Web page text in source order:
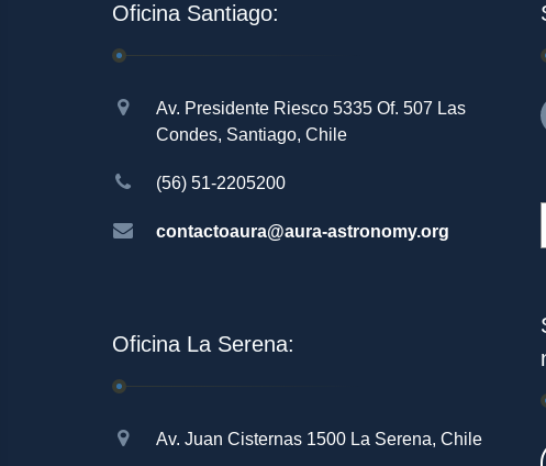
Oficina Santiago:
Av. Presidente Riesco 5335 Of. 507 Las
Condes, Santiago, Chile
(56) 51-2205200
contactoaura@aura-astronomy.org
Oficina La Serena:
Av. Juan Cisternas 1500 La Serena, Chile